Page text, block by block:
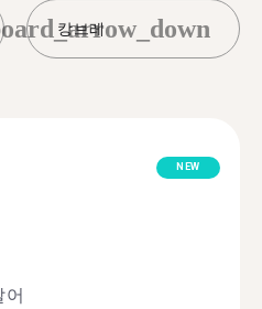
캉브레
NEW
어